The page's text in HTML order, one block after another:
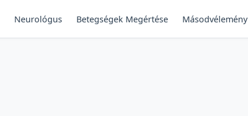
Neurológus Betegségek Megértése Másodvélemény